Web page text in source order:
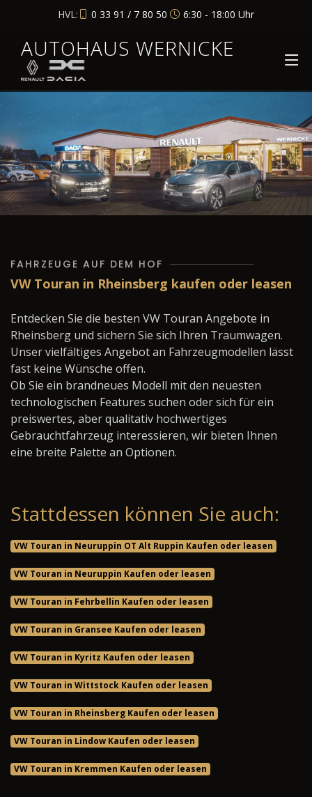
HVL: 0 33 91 / 7 80 50 6:30 - 18:00 Uhr
AUTOHAUS WERNICKE
FAHRZEUGE AUF DEM HOF
VW Touran in Rheinsberg kaufen oder leasen
Entdecken Sie die besten VW Touran Angebote in
Rheinsberg und sichern Sie sich Ihren Traumwagen.
Unser vielfältiges Angebot an Fahrzeugmodellen lässt
fast keine Wünsche offen.
Ob Sie ein brandneues Modell mit den neuesten
technologischen Features suchen oder sich für ein
preiswertes, aber qualitativ hochwertiges
Gebrauchtfahrzeug interessieren, wir bieten Ihnen
eine breite Palette an Optionen.
Stattdessen können Sie auch:
VW Touran in Neuruppin OT Alt Ruppin Kaufen oder leasen
VW Touran in Neuruppin Kaufen oder leasen
VW Touran in Fehrbellin Kaufen oder leasen
VW Touran in Gransee Kaufen oder leasen
VW Touran in Kyritz Kaufen oder leasen
VW Touran in Wittstock Kaufen oder leasen
VW Touran in Rheinsberg Kaufen oder leasen
VW Touran in Lindow Kaufen oder leasen
VW Touran in Kremmen Kaufen oder leasen